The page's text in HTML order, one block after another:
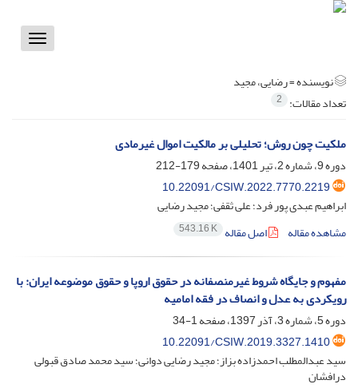
Toggle
نویسنده =رضایی، مجید
تعداد مقالات: 2
ملکیت چون روش؛ تحلیلی بر مالکیت اموال غیرمادی
دوره 9، شماره 2، تیر 1401، صفحه
179-212
10.22091/CSIW.2022.7770.2219
ابراهیم عبدی پور فرد؛ علی ثقفی؛ مجید رضایی
مشاهده مقاله
اصل مقاله 543.16 K
مفهوم و جایگاه شروط غیرمنصفانه در حقوق اروپا و حقوق موضوعه ایران: با
رویکردی به عدل و انصاف در فقه امامیه
دوره 5، شماره 3، آذر 1397، صفحه
1-34
10.22091/CSIW.2019.3327.1410
سید عبدالمطلب احمدزاده بزاز؛ مجید رضایی دوانی؛ سید محمد صادق قبولی
درافشان